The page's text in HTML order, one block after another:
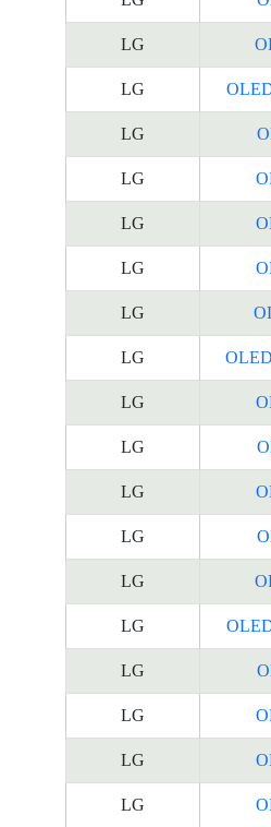
LG
LG
LG
LG
LG
LG
LG
LG
LG
LG
LG
LG
LG
LG
LG
LG
LG
LG